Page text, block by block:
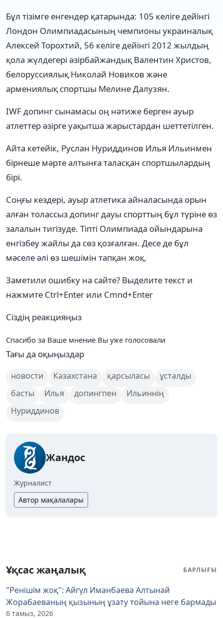
Бұл тізімге енгендер қатарында: 105 келіге дейінгі
Лондон Олимпиадасының чемпионы украиналық
Алексей Торохтий, 56 келіге дейінгі 2012 жылдың
қола жүлдегері әзірбайжандық Валентин Христов,
белоруссиялық Николай Новиков және
армениялық спортшы Мелине Далузян.
IWF допинг сынамасы оң нәтиже берген ауыр
атлеттер әзірге уақытша жарыстардан шеттетілген.
Айта кетейік, Руслан Нуриддинов Илья Ильинмен
бірнеше мәрте алтынға таласқан спортшылардың
бірі.
Соңғы кездері, ауыр атлетика айналасында орын
алған толассыз допинг дауы спорттың бұл түріне өз
залалын тигізуде. Тіпті Олимпиада ойындарына
енгізбеу жайлы да сөз қозғалған. Десе де бұл
мәселе әлі өз шешімін тапқан жоқ.
Заметили ошибку на сайте? Выделите текст и
нажмите Ctrl+Enter или Cmnd+Enter
Сіздің реакцияңыз
Спасибо за Ваше мнение Вы уже голосовали
Тағы да оқыңыздар
новости Казахстана қарсыласы
ұсталды
басты
Илья допингпен
Ильиннің
Нуриддинов
Жандос
Журналист
Автор мақалалары
Ұқсас жаңалық БАРЛЫҒЫ
"Ренішім жоқ": Айгүл Иманбаева Алтынай
Жорабаеваның қызының ұзату тойына неге бармады
6 тамыз, 2026